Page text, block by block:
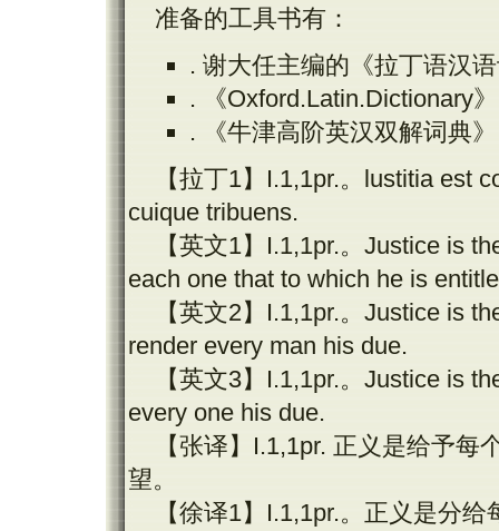
准备的工具书有：
. 谢大任主编的《拉丁语汉
.
《Oxford.Latin.Dictionary
.
《牛津高阶英汉双解词典
【拉丁1】 I.1,1pr.。 lustitia est
cuique tribuens.
【英文1】 I.1,1pr.。 Justice is
each one that to which he is
【英文2】 I.1,1pr.。 Justice is
render every man his due.
【英文3】 I.1,1pr.。 Justice is
every one his due.
【张译】 I.1,1pr. 正义是给予每
望。
【徐译1】 I.1,1pr.。正义是分给